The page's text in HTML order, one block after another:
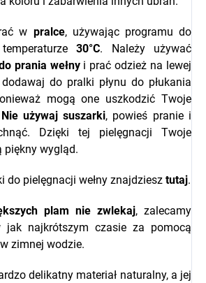
w pralce, używając programu do
30°C. Należy używać
prania wełnyi prać odzież na lewej
do pralki płynu do płukania
mogą one uszkodzić Twoje
Nie używaj suszarki, powieś pranie i
Dzięki tej pielęgnacji Twoje
piękny wygląd.
do pielęgnacji wełny znajdziesz tutaj.
plam nie zwlekaj, zalecamy
jak najkrótszym czasie za pomocą
zimnej wodzie.
delikatny materiał naturalny, a jej